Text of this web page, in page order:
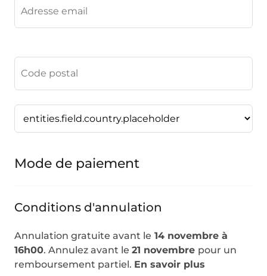
Mode de paiement
Conditions d'annulation
Annulation gratuite avant le 14 novembre à
16h00. Annulez avant le 21 novembre pour un
remboursement partiel. En savoir plus